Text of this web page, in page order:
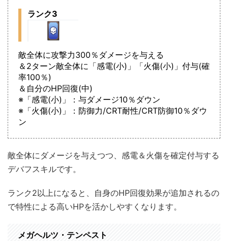
ランク3
敵全体に攻撃力300％ダメージを与える
＆2ターン敵全体に「感電(小)」「火傷(小)」付与(確
率100％)
＆自分のHP回復(中)
※「感電(小)」：与ダメージ10％ダウン
※「火傷(小)」：防御力/CRT耐性/CRT防御10％ダウ
ン
敵全体にダメージを与えつつ、感電＆火傷を確定付与する
デバフスキルです。
ランク2以上になると、自身のHP回復効果が追加されるの
で特性による高いHPを活かしやすくなります。
メガヘルツ・テンペスト